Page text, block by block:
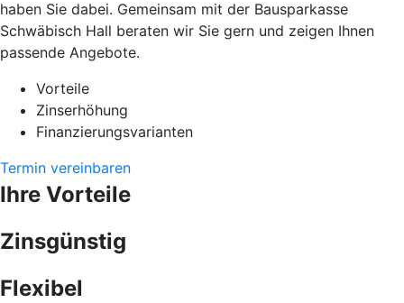
haben Sie dabei. Gemeinsam mit der Bausparkasse
Schwäbisch Hall beraten wir Sie gern und zeigen Ihnen
passende Angebote.
Vorteile
Zinserhöhung
Finanzierungsvarianten
Termin vereinbaren
Ihre Vorteile
Zinsgünstig
Flexibel